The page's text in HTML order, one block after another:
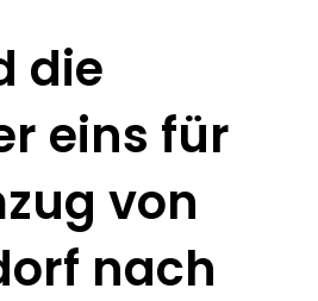
die
eins für
von
nach